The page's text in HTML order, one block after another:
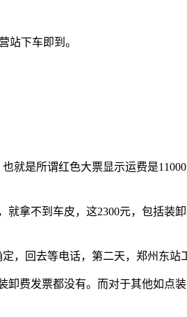
站下车即到。
就是所谓红色大票显示运费是
拿不到车皮，这2300元，包括装
，回去等电话，第二天，郑州东站
费发票都没有。而对于其他如点